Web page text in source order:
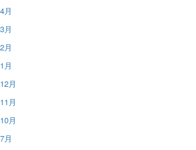
月
月
月
月
月
月
月
月